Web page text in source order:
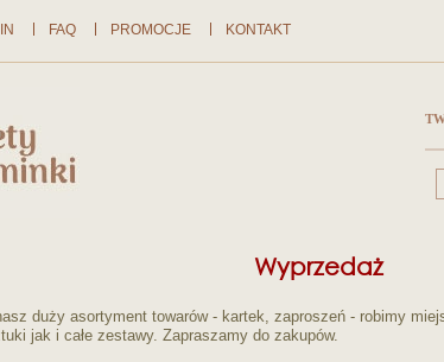
FAQ PROMOCJE KONTAKT
Wyprzedaż
duży asortyment towarów - kartek, zaproszeń - robimy
jak i całe zestawy. Zapraszamy do zakupów.